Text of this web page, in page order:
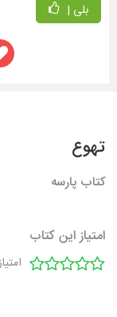
بلی |
تهوع
کتاب پارسه
امتیاز این کتاب